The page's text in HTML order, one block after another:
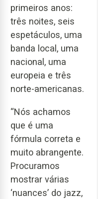
primeiros anos:
três noites, seis
espetáculos, uma
banda local, uma
nacional, uma
europeia e três
norte-americanas.
“Nós achamos
que é uma
fórmula correta e
muito abrangente.
Procuramos
mostrar várias
‘nuances’ do jazz,